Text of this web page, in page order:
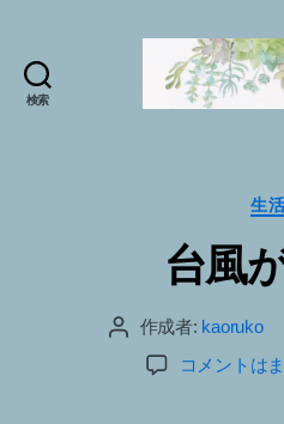
検索
ー
カ
生活
台風
投 作成者: kaoruko
台
コメントは